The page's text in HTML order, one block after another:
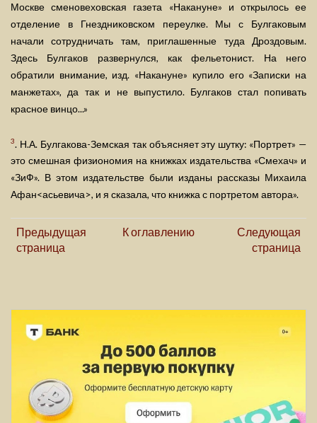
Москве сменовеховская газета «Накануне» и открылось ее
отделение в Гнездниковском переулке. Мы с Булгаковым
начали сотрудничать там, приглашенные туда Дроздовым.
Здесь Булгаков развернулся, как фельетонист. На него
обратили внимание, изд. «Накануне» купило его «Записки на
манжетах», да так и не выпустило. Булгаков стал попивать
красное винцо...»
3. Н.А. Булгакова-Земская так объясняет эту шутку: «Портрет» —
это смешная физиономия на книжках издательства «Смехач» и
«ЗиФ». В этом издательстве были изданы рассказы Михаила
Афан<асьевича>, и я сказала, что книжка с портретом автора».
Предыдущая
страница
К оглавлению
Следующая
страница